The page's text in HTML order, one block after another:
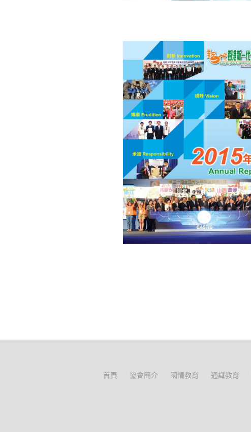
首頁 協會簡介 國情教育 通識教育